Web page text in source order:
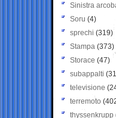
Sinistra
Soru (4)
sprechi (319)
Stampa (373)
Storace (47)
subappalti
televisione
terremoto
thyssenkrupp